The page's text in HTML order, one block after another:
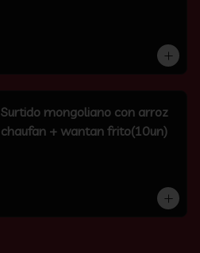
Surtido mongoliano con arroz
chaufan + wantan frito(10un)